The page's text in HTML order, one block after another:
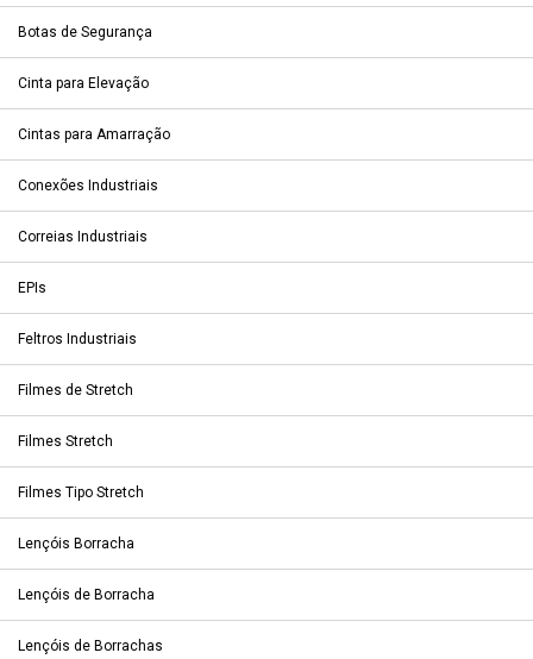
Botas de Segurança
Cinta para Elevação
Cintas para Amarração
Conexões Industriais
Correias Industriais
EPIs
Feltros Industriais
Filmes de Stretch
Filmes Stretch
Filmes Tipo Stretch
Lençóis Borracha
Lençóis de Borracha
Lençóis de Borrachas